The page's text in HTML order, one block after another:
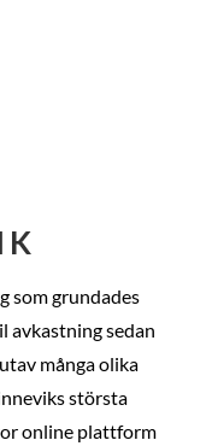
som grundades
avkastning sedan
många olika
största
online plattform